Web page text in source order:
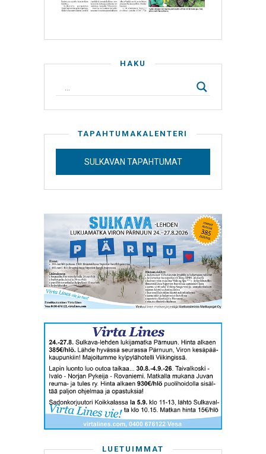
HAKU
TAPAHTUMAKALENTERI
SULKAVAN TAPAHTUMAT
LUETUIMMAT